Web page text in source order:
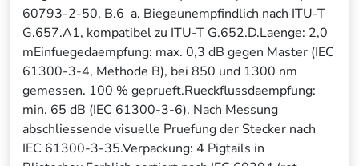
60793-2-50, B.6_a. Biegeunempfindlich nach ITU-T
G.657.A1, kompatibel zu ITU-T G.652.D.Laenge: 2,0
mEinfuegedaempfung: max. 0,3 dB gegen Master (IEC
61300-3-4, Methode B), bei 850 und 1300 nm
gemessen. 100 % geprueft.Rueckflussdaempfung:
min. 65 dB (IEC 61300-3-6). Nach Messung
abschliessende visuelle Pruefung der Stecker nach
IEC 61300-3-35.Verpackung: 4 Pigtails in